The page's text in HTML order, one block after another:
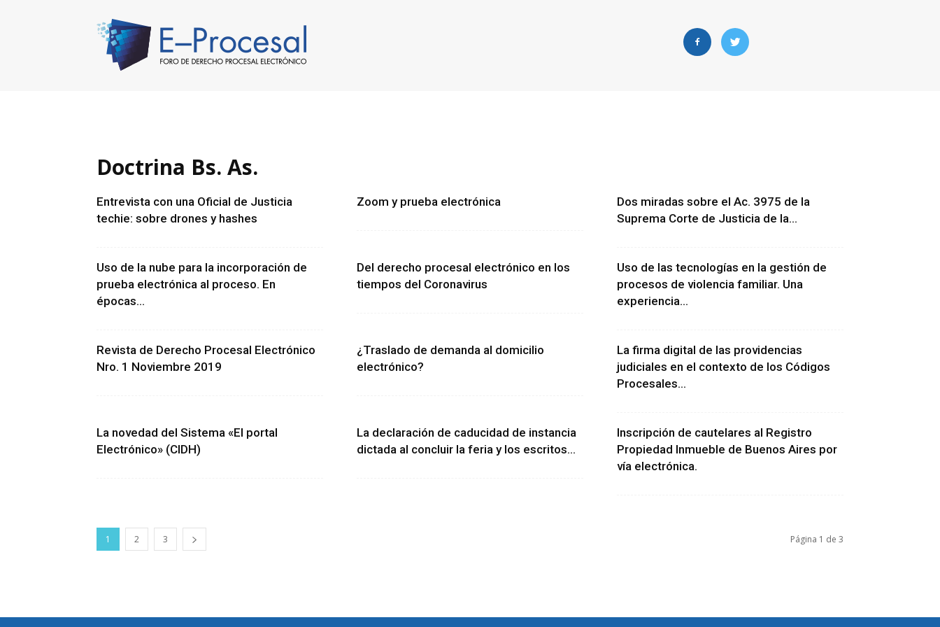
E-
Procesal
Doctrina Bs. As.
Entrevista con una Oficial de Justicia
techie: sobre drones y hashes
Zoom y prueba electrónica
Dos miradas sobre el Ac. 3975 de la
Suprema Corte de Justicia de la...
Uso de la nube para la incorporación de
prueba electrónica al proceso. En
épocas...
Del derecho procesal electrónico en los
tiempos del Coronavirus
Uso de las tecnologías en la gestión de
procesos de violencia familiar. Una
experiencia...
Revista de Derecho Procesal Electrónico
Nro. 1 Noviembre 2019
¿Traslado de demanda al domicilio
electrónico?
La firma digital de las providencias
judiciales en el contexto de los Códigos
Procesales...
La novedad del Sistema «El portal
Electrónico» (CIDH)
La declaración de caducidad de instancia
dictada al concluir la feria y los escritos...
Inscripción de cautelares al Registro
Propiedad Inmueble de Buenos Aires por
vía electrónica.
1 2 3 Página 1 de 3